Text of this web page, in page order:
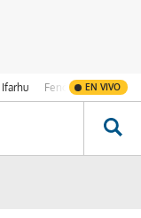
Ifarhu Fenómeno de El
EN VIVO